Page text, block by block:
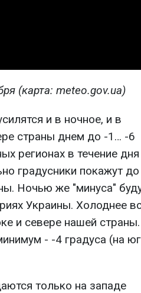
(карта: meteo.gov.ua)
и в ночное, и в
страны днем до -1… -6
регионах в течение дня
градусники покажут
Ночью же "минуса"
Украины. Холоднее
и севере нашей
- -4 градуса (на
только на западе